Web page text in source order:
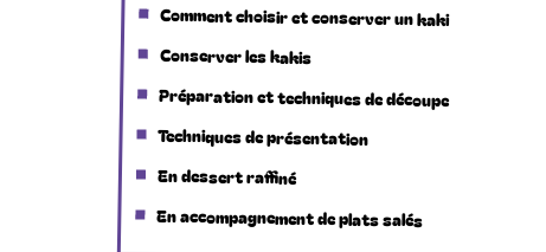
Comment choisir et conserver un kaki
Conserver les kakis
Préparation et techniques de découpe
Techniques de présentation
En dessert raffiné
En accompagnement de plats salés